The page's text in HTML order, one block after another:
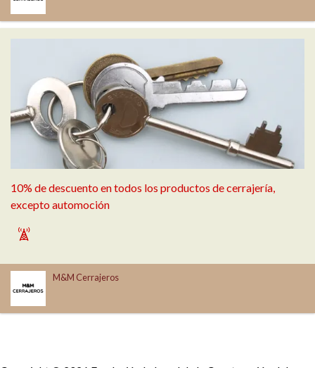
10% de descuento en todos los productos de cerrajería,
excepto automoción
`
M&M Cerrajeros